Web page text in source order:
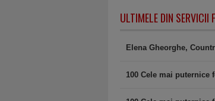
ULTIMELE DIN SERVICII
Elena Gheorghe,
100 Cele mai